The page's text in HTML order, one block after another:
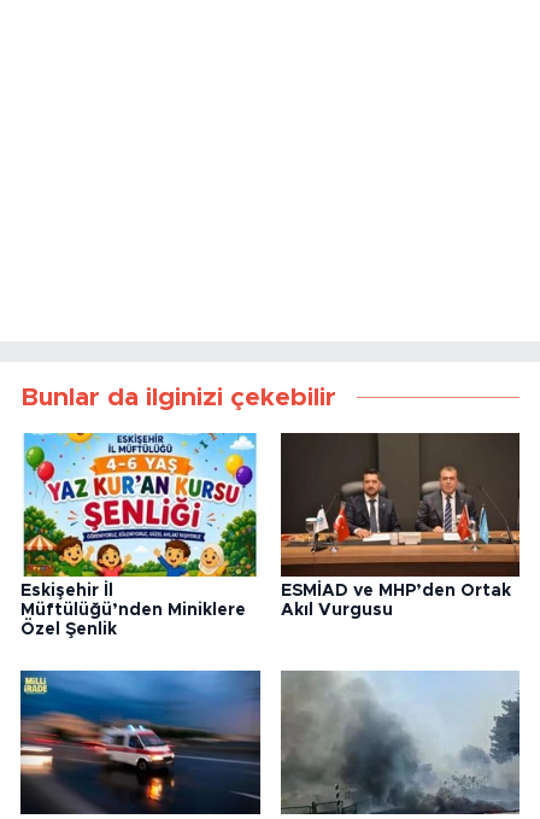
Bunlar da ilginizi çekebilir
Eskişehir İl
Müftülüğü’nden Miniklere
Özel Şenlik
ESMİAD ve MHP’den Ortak
Akıl Vurgusu